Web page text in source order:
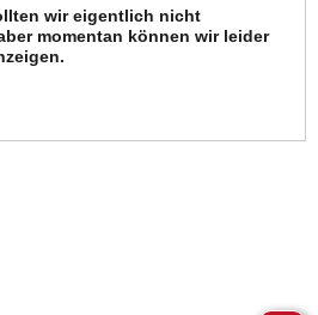
wir eigentlich nicht
momentan können wir leider